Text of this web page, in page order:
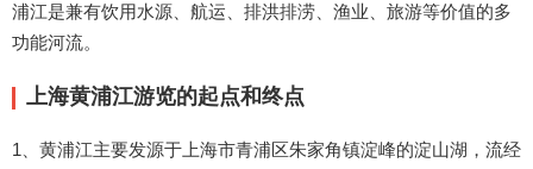
浦江是兼有饮用水源、航运、排洪排涝、渔业、旅游等价值的多
功能河流。
上海黄浦江游览的起点和终点
1、黄浦江主要发源于上海市青浦区朱家角镇淀峰的淀山湖，流经